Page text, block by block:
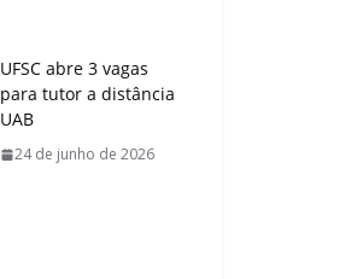
UFSC abre 3 vagas
para tutor a distância
UAB
24 de junho de 2026